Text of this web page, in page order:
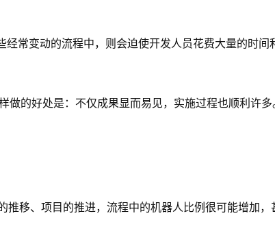
常变动的流程中，则会迫使开发人员花费大量的时
的好处是：不仅成果显而易见，实施过程也顺利许多
移、项目的推进，流程中的机器人比例很可能增加，